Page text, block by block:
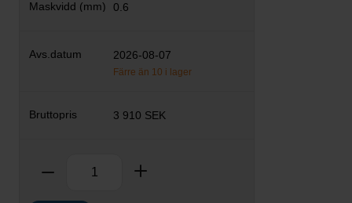
0.6
2026-08-07
Färre än 10 i lager
3 910 SEK
Ta bort